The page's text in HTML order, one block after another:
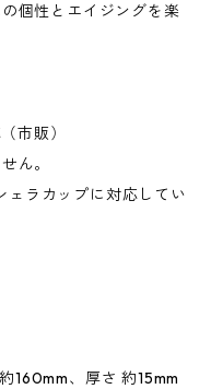
個性とエイジングを楽
市販）
ん。
ェラカップに対応してい
160mm、厚さ 約15mm